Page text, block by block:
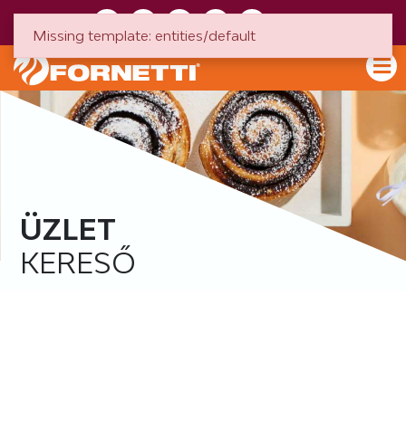
ÜZLET
KERESŐ
Missing template: entities/default